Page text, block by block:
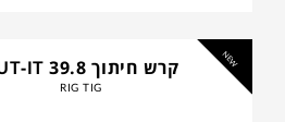
NEW קרש חיתוך CUT-IT 39.8
RIG TIG